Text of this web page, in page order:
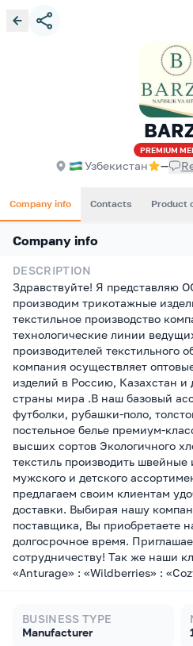
PREMIUM
Узбекистан —
Company info Contacts Product
Company info
DESCRIPTION
Здравствуйте! Я представляю
производим трикотажные
текстильное производство
технологические линии
производителей текстильного
компания осуществляет
изделий в Россию, Казахстан
страны мира .В наш базовый
футболки, рубашки-поло,
постельное белье премиум-
высших сортов Экологичного
текстиль производить швейные
мужского и детского
предлагаем своим клиентам
доставки. Выбирая нашу
поставщика, Вы приобретаете
долгосрочное время.
сотрудничеству! Так же наши
«Anturage» : «Wildberries» :
BUSINESS TYPE
Manufacturer